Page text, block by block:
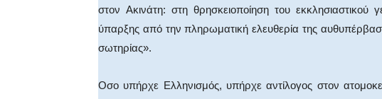
στον Aκινάτη: στη θρησκειοποίηση του
ύπαρξης από την πληρωματική ελευθερία της
σωτηρίας».
Oσο υπήρχε Eλληνισμός, υπήρχε αντίλογος στον